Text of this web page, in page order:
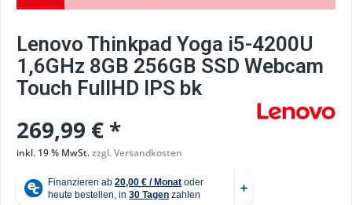
Lenovo Thinkpad Yoga i5-4200U
1,6GHz 8GB 256GB SSD Webcam
Touch FullHD IPS bk
269,99 € *
inkl. 19 % MwSt.zzgl. Versandkosten